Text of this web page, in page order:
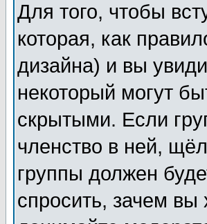
Для того, чтобы
которая, как
дизайна) и вы
некоторый могут
скрытыми. Если
членство в ней,
группы должен
спросить, зачем вы